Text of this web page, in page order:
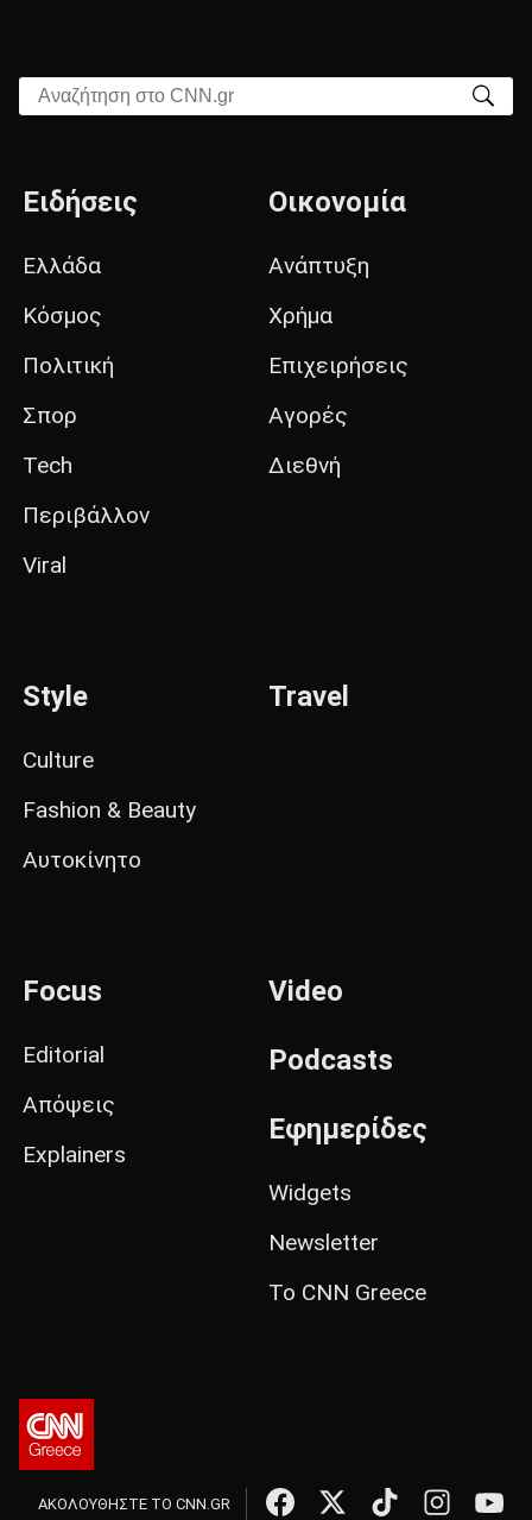
Αναζήτηση στο CNN.gr
Ειδήσεις
Ελλάδα
Κόσμος
Πολιτική
Σπορ
Tech
Περιβάλλον
Viral
Οικονομία
Ανάπτυξη
Χρήμα
Επιχειρήσεις
Αγορές
Διεθνή
Style
Culture
Fashion & Beauty
Αυτοκίνητο
Travel
Focus
Editorial
Απόψεις
Explainers
Video
Podcasts
Εφημερίδες
Widgets
Newsletter
Το CNN Greece
ΑΚΟΛΟΥΘΗΣΤΕ ΤΟ CNN.GR